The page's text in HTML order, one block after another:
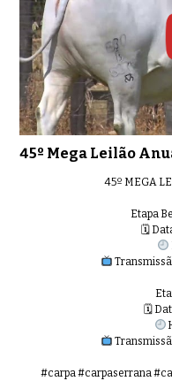
45º MEGA
Etapa
🗓
🗓
#carpa #carpaserrana